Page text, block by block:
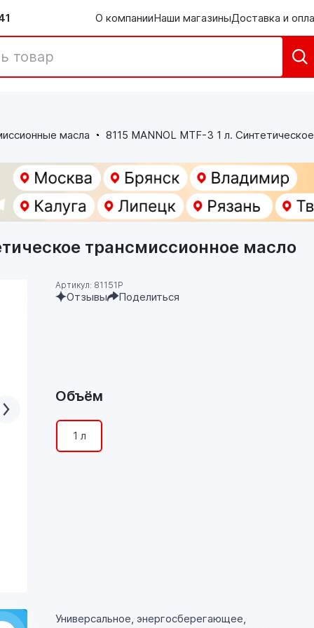
О компанииНаши магазиныДоставка и
масла 8115 MANNOL MTF-3 1 л.
трансмисcионное масло
Артикул: 81151P
Отзывы Поделиться
Объём
1 л
Универсальное, энергосберегающее,